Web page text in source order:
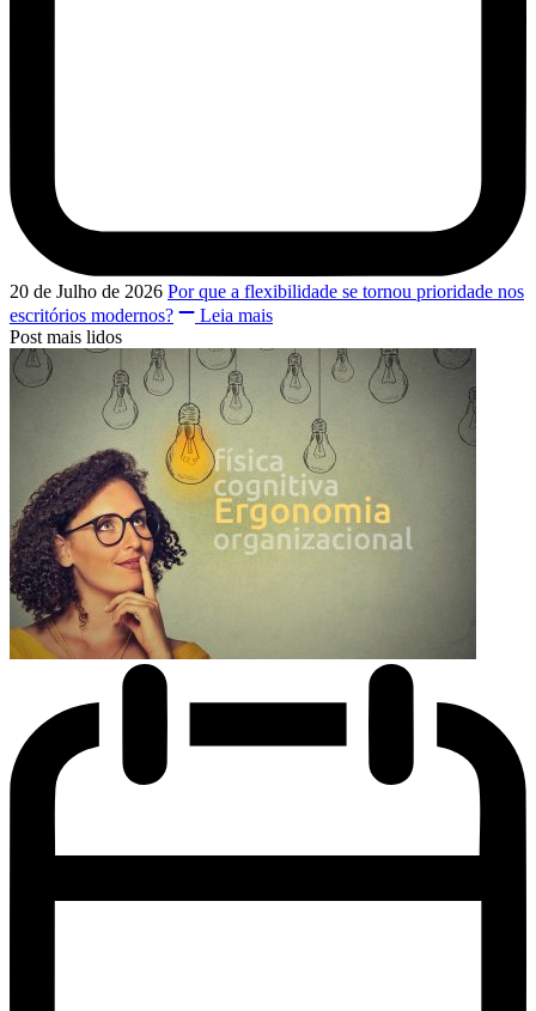
20 de Julho de 2026 Por que a flexibilidade se tornou prioridade nos
escritórios modernos?
Leia mais
Post mais lidos